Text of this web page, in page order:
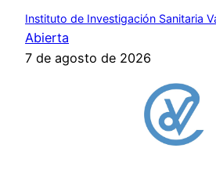
Instituto de Investigación Sanitaria
Abierta
7 de agosto de 2026